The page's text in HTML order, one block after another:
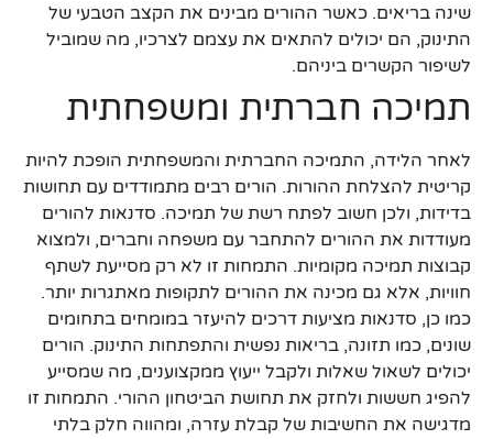
שינה בריאים. כאשר ההורים מבינים את הקצב הטבעי של
התינוק, הם יכולים להתאים את עצמם לצרכיו, מה שמוביל
לשיפור הקשרים ביניהם.
תמיכה חברתית ומשפחתית
לאחר הלידה, התמיכה החברתית והמשפחתית הופכת להיות
קריטית להצלחת ההורות. הורים רבים מתמודדים עם תחושות
בדידות, ולכן חשוב לפתח רשת של תמיכה. סדנאות להורים
מעודדות את ההורים להתחבר עם משפחה וחברים, ולמצוא
קבוצות תמיכה מקומיות. התמחות זו לא רק מסייעת לשתף
חוויות, אלא גם מכינה את ההורים לתקופות מאתגרות יותר.
כמו כן, סדנאות מציעות דרכים להיעזר במומחים בתחומים
שונים, כמו תזונה, בריאות נפשית והתפתחות התינוק. הורים
יכולים לשאול שאלות ולקבל ייעוץ ממקצוענים, מה שמסייע
להפיג חששות ולחזק את תחושת הביטחון ההורי. התמחות זו
מדגישה את החשיבות של קבלת עזרה, ומהווה חלק בלתי